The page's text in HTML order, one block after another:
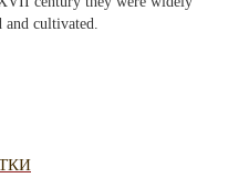
and cultivated.